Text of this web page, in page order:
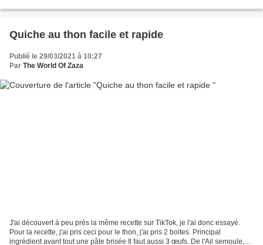
Quiche au thon facile et rapide
Publié le 29/03/2021 à 10:27
Par The World Of Zaza
J'ai découvert à peu près la même recette sur TikTok, je l'ai donc essayé.
Pour la recette, j'ai pris ceci pour le thon, j'ai pris 2 boites. Principal
ingrédient avant tout une pâte brisée Il faut aussi 3 œufs. De l'Ail semoule,